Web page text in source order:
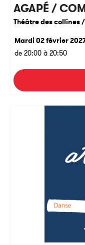
AGAPÉ /
Théâtre des collines
Mardi 02 février
de 20:00 à 20:50